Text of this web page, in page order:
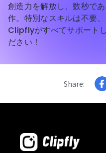
創造力を解放し、数秒で
作。特別なスキルは不要
Clipflyがすべてサポート
ださい！
Share